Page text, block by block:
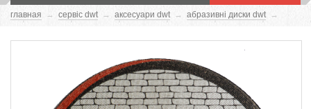
главная → сервіс dwt → аксесуари dwt → абразивні диски dwt →